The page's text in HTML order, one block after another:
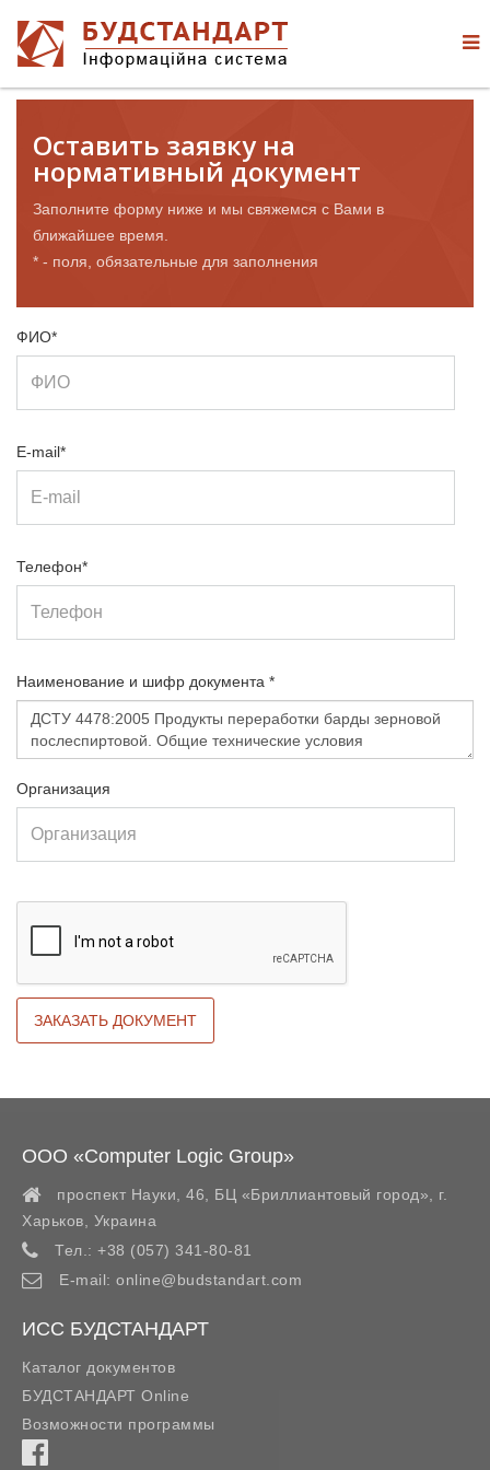
Оставить заявку на
нормативный документ
Заполните форму ниже и мы свяжемся с Вами в
ближайшее время.
* - поля, обязательные для заполнения
ФИО*
E-mail*
Телефон*
Наименование и шифр документа *
Организация
ООО «Computer Logic Group»
проспект Науки, 46, БЦ «Бриллиантовый город»,
г.
Харьков
Украина
Тел.: +38 (057) 341-80-81
E-mail: online@budstandart.com
ИСС БУДСТАНДАРТ
Каталог документов
БУДСТАНДАРТ Online
Возможности программы